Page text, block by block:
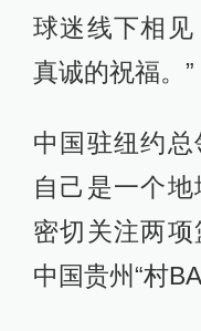
球迷线下相
真诚的祝福。”
中国驻纽约总
自己是一个
密切关注两
中国贵州“村